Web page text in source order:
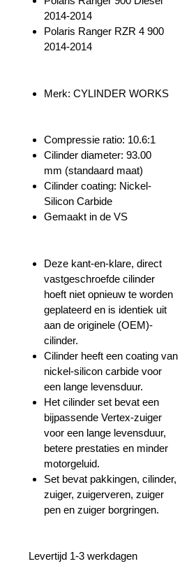
2014-2014
Polaris Ranger RZR 4 900
2014-2014
Merk: CYLINDER WORKS
Compressie ratio: 10.6:1
Cilinder diameter: 93.00
mm (standaard maat)
Cilinder coating: Nickel-
Silicon Carbide
Gemaakt in de VS
Deze kant-en-klare, direct
vastgeschroefde cilinder
hoeft niet opnieuw te worden
geplateerd en is identiek uit
aan de originele (OEM)-
cilinder.
Cilinder heeft een coating van
nickel-silicon carbide voor
een lange levensduur.
Het cilinder set bevat een
bijpassende Vertex-zuiger
voor een lange levensduur,
betere prestaties en minder
motorgeluid.
Set bevat pakkingen, cilinder,
zuiger, zuigerveren, zuiger
pen en zuiger borgringen.
Levertijd 1-3 werkdagen